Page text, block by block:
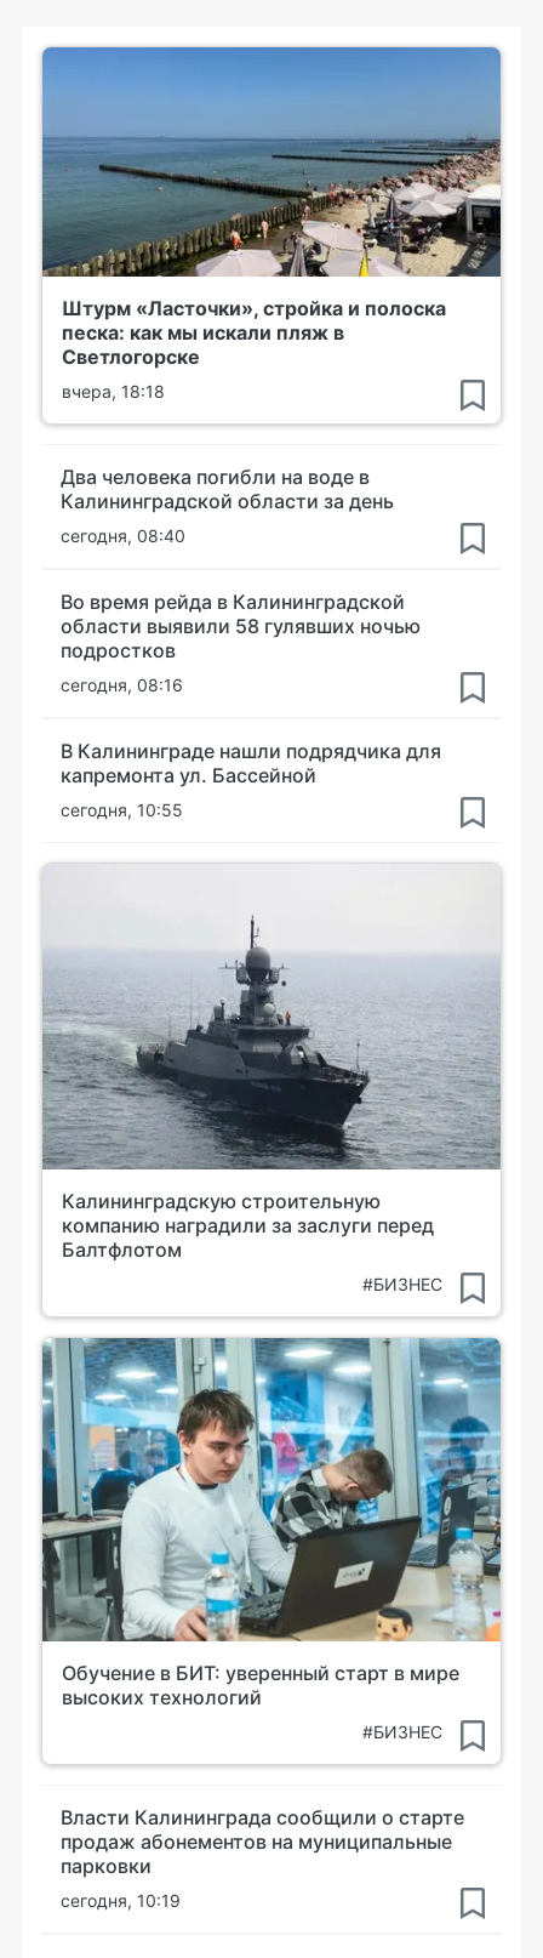
Штурм «Ласточки», стройка и полоска
песка: как мы искали пляж в
Светлогорске
вчера, 18:18
Два человека погибли на воде в
Калининградской области за день
сегодня, 08:40
Во время рейда в Калининградской
области выявили 58 гулявших ночью
подростков
сегодня, 08:16
В Калининграде нашли подрядчика для
капремонта ул. Бассейной
сегодня, 10:55
Калининградскую строительную
компанию наградили за заслуги перед
Балтфлотом
#БИЗНЕС
Обучение в БИТ: уверенный старт в мире
высоких технологий
#БИЗНЕС
Власти Калининграда сообщили о старте
продаж абонементов на муниципальные
парковки
сегодня, 10:19